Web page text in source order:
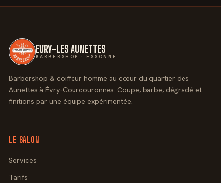
EVRY-LES AUNETTES
BARBERSHOP · ESSONNE
Barbershop & coiffeur homme au cœur du quartier des
Aunettes à Évry-Courcouronnes. Coupe, barbe, dégradé et
finitions par une équipe expérimentée.
LE SALON
Services
Tarifs